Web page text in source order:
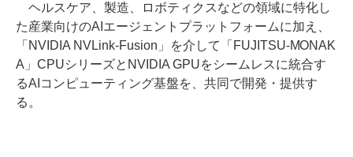
ヘルスケア、製造、ロボティクスなどの領域に特化し
た産業向けのAIエージェントプラットフォームに加え、
「NVIDIA NVLink-Fusion」を介して「FUJITSU-MONAK
A」CPUシリーズとNVIDIA GPUをシームレスに統合す
るAIコンピューティング基盤を、共同で開発・提供す
る。